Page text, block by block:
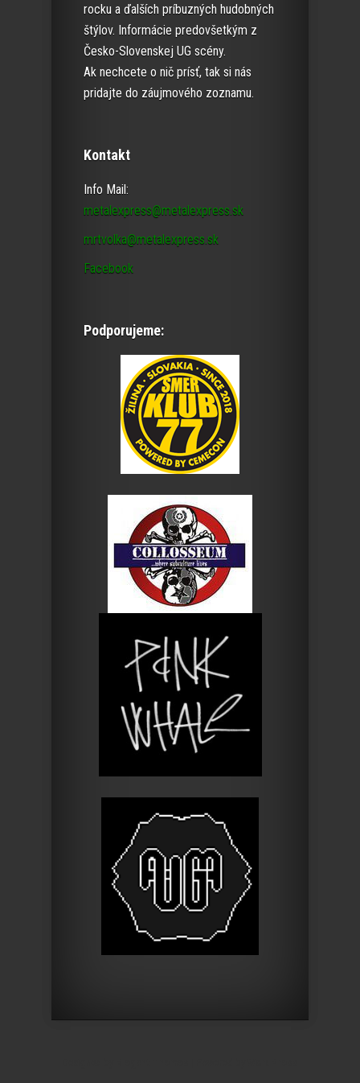
rocku a ďalších príbuzných hudobných
štýlov. Informácie predovšetkým z
Česko-Slovenskej UG scény.
Ak nechcete o nič prísť, tak si nás
pridajte do záujmového zoznamu.
Kontakt
Info Mail:
metalexpress@metalexpress.sk
mrtvolka@metalexpress.sk
Facebook
Podporujeme: